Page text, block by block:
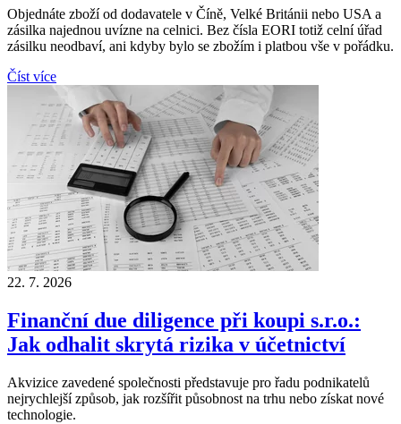
Objednáte zboží od dodavatele v Číně, Velké Británii nebo USA a
zásilka najednou uvízne na celnici. Bez čísla EORI totiž celní úřad
zásilku neodbaví, ani kdyby bylo se zbožím i platbou vše v pořádku.
Číst více
22. 7. 2026
Finanční due diligence při koupi s.r.o.:
Jak odhalit skrytá rizika v účetnictví
Akvizice zavedené společnosti představuje pro řadu podnikatelů
nejrychlejší způsob, jak rozšířit působnost na trhu nebo získat nové
technologie.